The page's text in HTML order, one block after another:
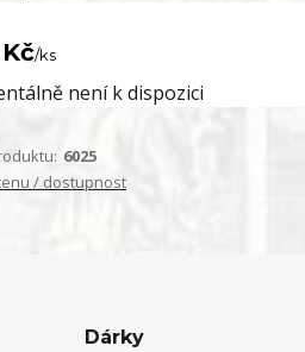
/ks
není k dispozici
6025
/ dostupnost
Dárky